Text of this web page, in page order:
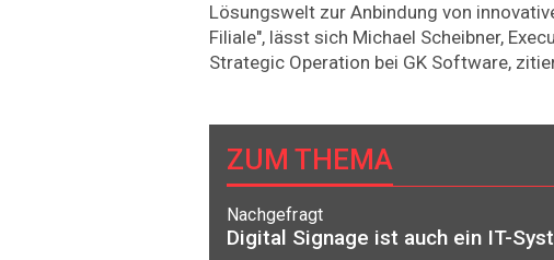
Lösungswelt zur Anbindung von
Filiale", lässt sich Michael Scheibner,
Strategic Opera­tion bei GK Software,
ZUM THEMA
Nachgefragt
Digital Signage ist auch ein IT-